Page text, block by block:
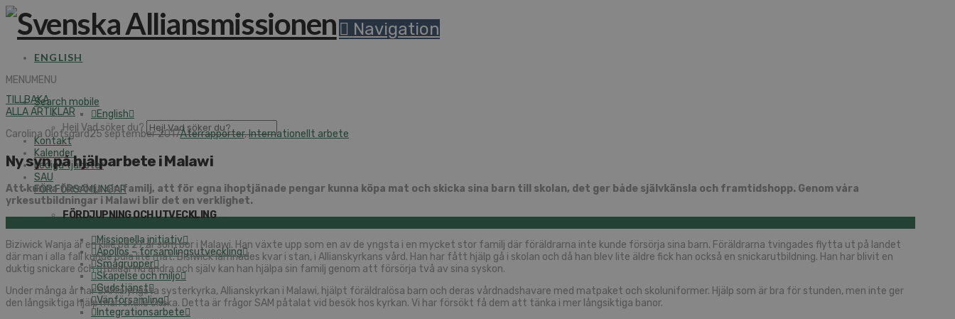
Navigation
ENGLISH
MENUMENU
Search mobile
English
Hej! Vad söker du?
Kontakt
Kalender
Lediga tjänster
SAU
FÖR FÖRSAMLINGAR
FÖRDJUPNING OCH UTVECKLING
Missionella initiativ
Apollos – församlingsutveckling
Smågrupper
Skapelse och miljö
Gudstjänst
Vänförsamling
Integrationsarbete
TILLBAKA
ALLA ARTIKLAR
Carolina Olofsgård25 september 2017Återrapporter,Internationellt arbete
Ny syn på hjälparbete i Malawi
Att kunna försörja sin familj, att för egna ihoptjänade pengar kunna köpa mat och skicka sina barn till skolan, det ger både självkänsla och framtidshopp. Genom våra
yrkesutbildningar i Malawi blir det en verklighet.
Biziwick Wanja är en kille på 27 år som bor i Malawi. Han växte upp som en av de yngsta i en mycket stor familj där föräldrarna inte kunde försörja sina barn. Föräldrarna tvingades flytta ut på landet
där man i alla fall kunde odla lite mat. Bisiwick lämnades kvar i stan, i Allianskyrkans vård. Han har fått hjälp gå i skolan och då han blev lite äldre fick han också en snickarutbildning. Han har blivit en
duktig snickare och utbildar nu andra och själv kan han hjälpa sin familj genom att försörja två av sina syskon.
Under många år har SAM:s yngsta systerkyrka, Allianskyrkan i Malawi, hjälpt föräldralösa barn och deras vårdnadshavare med matpaket och skoluniformer. Hjälp som är bra för stunden, men inte ger
den långsiktiga hjälp man skulle önska. Detta är frågor SAM påtalat vid besök hos kyrkan. Vi har försökt få dem att tänka i mer långsiktiga banor.